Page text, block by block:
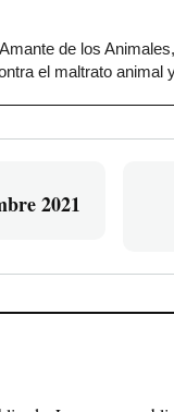
de los
el maltrato animal
2021